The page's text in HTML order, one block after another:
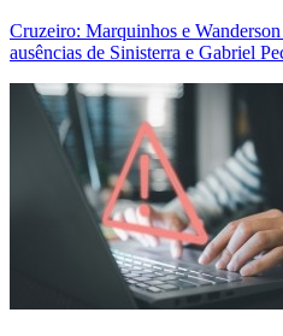
Cruzeiro: Marquinhos e
ausências de Sinisterra e Gabriel